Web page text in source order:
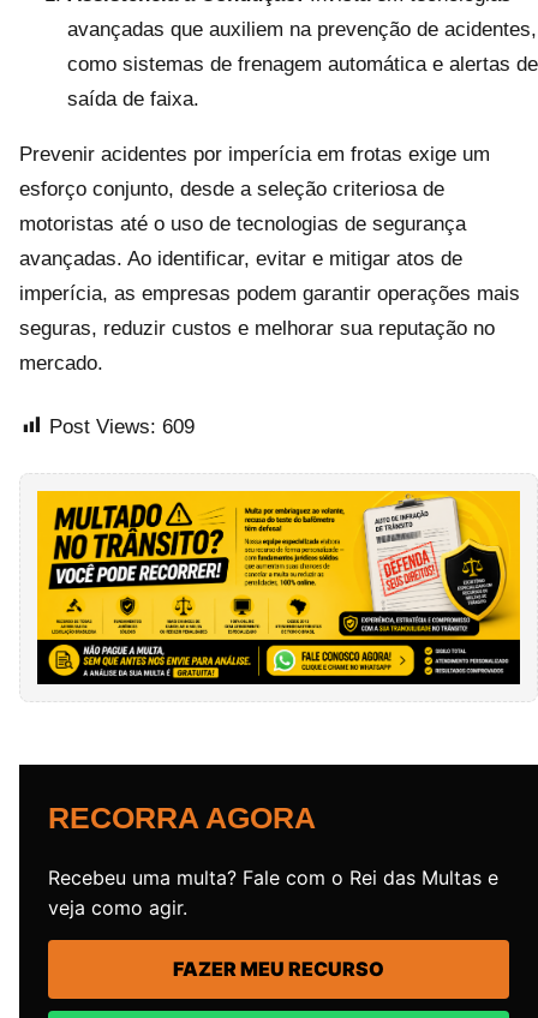
avançadas que auxiliem na prevenção de acidentes,
como sistemas de frenagem automática e alertas de
saída de faixa.
Prevenir acidentes por imperícia em frotas exige um
esforço conjunto, desde a seleção criteriosa de
motoristas até o uso de tecnologias de segurança
avançadas. Ao identificar, evitar e mitigar atos de
imperícia, as empresas podem garantir operações mais
seguras, reduzir custos e melhorar sua reputação no
mercado.
Post Views: 609
RECORRA AGORA
Recebeu uma multa? Fale com o Rei das Multas e
veja como agir.
FAZER MEU RECURSO